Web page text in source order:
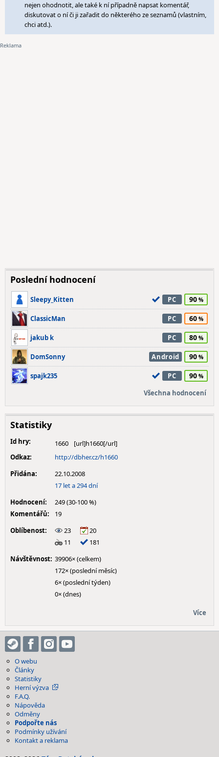
nejen ohodnotit, ale také k ní případně napsat komentář,
diskutovat o ní či ji zařadit do některého ze seznamů (vlastním,
chci atd.).
Poslední hodnocení
Sleepy_Kitten PC 90
ClassicMan PC 60
jakub k PC 80
DomSonny Android 90
spajk235 PC 90
Všechna hodnocení
Statistiky
Id hry:
1660
Odkaz:
http://dbher.cz/h1660
Přidána:
22.10.2008
17 let a 294 dní
Hodnocení:
249 (30-100 %)
Komentářů:
19
Oblíbenost:
23
20
11
181
Návštěvnost: 39906× (celkem)
172× (poslední měsíc)
6× (poslední týden)
0× (dnes)
Více
O webu
Články
Statistiky
Herní výzva
F.A.Q.
Nápověda
Odměny
Podpořte nás
Podmínky užívání
Kontakt a reklama